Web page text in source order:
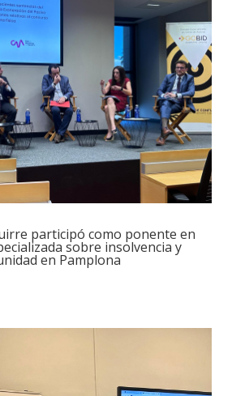
participó como ponente en
sobre insolvencia y
en Pamplona